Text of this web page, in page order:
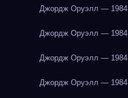
Джордж Оруэлл — 1984
Джордж Оруэлл — 1984
Джордж Оруэлл — 1984
Джордж Оруэлл — 1984